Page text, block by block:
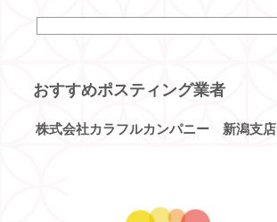
おすすめポスティング業者
株式会社カラフルカンパニー 新潟支店